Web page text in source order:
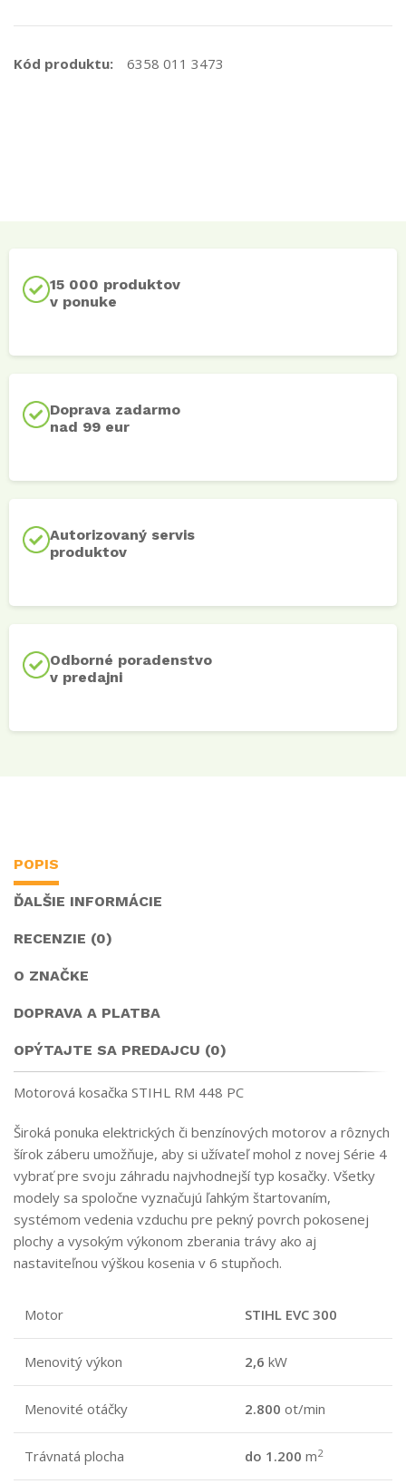
Kód produktu: 6358 011 3473
15 000 produktov
v ponuke
Doprava zadarmo
nad 99 eur
Autorizovaný servis
produktov
Odborné poradenstvo
v predajni
POPIS
ĎALŠIE INFORMÁCIE
RECENZIE (0)
O ZNAČKE
DOPRAVA A PLATBA
OPÝTAJTE SA PREDAJCU (0)
Motorová kosačka STIHL RM 448 PC
Široká ponuka elektrických či benzínových motorov a rôznych
šírok záberu umožňuje, aby si užívateľ mohol z novej Série 4
vybrať pre svoju záhradu najvhodnejší typ kosačky. Všetky
modely sa spoločne vyznačujú ľahkým štartovaním,
systémom vedenia vzduchu pre pekný povrch pokosenej
plochy a vysokým výkonom zberania trávy ako aj
nastaviteľnou výškou kosenia v 6 stupňoch.
Motor STIHL EVC 300
Menovitý výkon 2,6 kW
Menovité otáčky 2.800 ot/min
Trávnatá plocha do 1.200 m2